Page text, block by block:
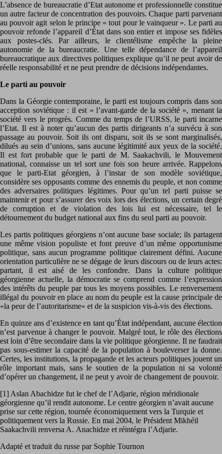
L’absence de bureaucratie d’Etat autonome et professionnelle constitue
un autre facteur de concentration des pouvoirs. Chaque parti parvenant
au pouvoir agit selon le principe « tout pour le vainqueur ». Le parti au
pouvoir refonde l’appareil d’État dans son entier et impose ses fidèles
aux postes-clés. Par ailleurs, le clientélisme empêche la pleine
autonomie de la bureaucratie. Une telle dépendance de l’appareil
bureaucratique aux directives politiques explique qu’il ne peut avoir de
réelle responsabilité et ne peut prendre de décisions indépendantes.
Le parti au pouvoir
Dans la Géorgie contemporaine, le parti est toujours compris dans son
acception soviétique : il est « l’avant-garde de la société », menant la
société vers le progrès. Comme du temps de l’URSS, le parti incarne
l’Etat. Il est à noter qu’aucun des partis dirigeants n’a survécu à son
passage au pouvoir. Soit ils ont disparu, soit ils se sont marginalisés,
dilués au sein d’unions, sans aucune légitimité aux yeux de la société.
Il est fort probable que le parti de M. Saakachvili, le Mouvement
national, connaisse un tel sort une fois son heure arrivée. Rappelons
que le parti-Etat géorgien, à l’instar de son modèle soviétique,
considère ses opposants comme des ennemis du peuple, et non comme
des adversaires politiques légitimes. Pour qu’un tel parti puisse se
maintenir et pour s’assurer des voix lors des élections, un certain degré
de corruption et de violation des lois lui est nécessaire, tel le
détournement du budget national aux fins du seul parti au pouvoir.
Les partis politiques géorgiens n’ont aucune base sociale; ils partagent
une même vision populiste et font preuve d’un même opportunisme
politique, sans aucun programme politique clairement défini. Aucune
orientation particulière ne se dégage de leurs discours ou de leurs actes:
partant, il est aisé de les confondre. Dans la culture politique
géorgienne actuelle, la démocratie se comprend comme l’expression
des intérêts du peuple par tous les moyens possibles. Le renversement
illégal du pouvoir en place au nom du peuple est la cause principale de
«la peur de l’autoritarisme» et de la suspicion vis-à-vis des élections.
En quinze ans d’existence en tant qu’État indépendant, aucune élection
n’est parvenue à changer le pouvoir. Malgré tout, le rôle des élections
est loin d’être secondaire dans la vie politique géorgienne. Il ne faudrait
pas sous-estimer la capacité de la population à bouleverser la donne.
Certes, les institutions, la propagande et les acteurs politiques jouent un
rôle important mais, sans le soutien de la population ni sa volonté
d’opérer un changement, il ne peut y avoir de changement de pouvoir.
[1] Aslan Abachidze fut le chef de l’Adjarie, région méridionale
géorgienne qu’il rendit autonome. Le centre géorgien n’avait aucune
prise sur cette région, tournée économiquement vers la Turquie et
politiquement vers la Russie. En mai 2004, le Président Mikhéil
Saakachvili renversa A. Anachidze et réintégra l’Adjarie.
Adapté et traduit du russe par Sophie Tournon